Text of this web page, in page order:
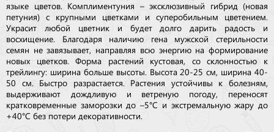
языке цветов. Комплиментуния – эксклюзивный гибрид (новая
петуния) с крупными цветками и суперобильным цветением.
Украсит любой цветник и будет долго дарить радость и
восхищение. Благодаря наличию гена мужской стерильности
семян не завязывает, направляя всю энергию на формирование
новых цветков. Форма растений кустовая, со склонностью к
трейлингу: ширина больше высоты. Высота 20-25 см, ширина 40-
50 см. Быстро разрастается. Растения устойчивы к болезням,
выдерживают дождливую и ветреную погоду, переносят
кратковременные заморозки до –5°С и экстремальную жару до
+40°С без потери декоративности.